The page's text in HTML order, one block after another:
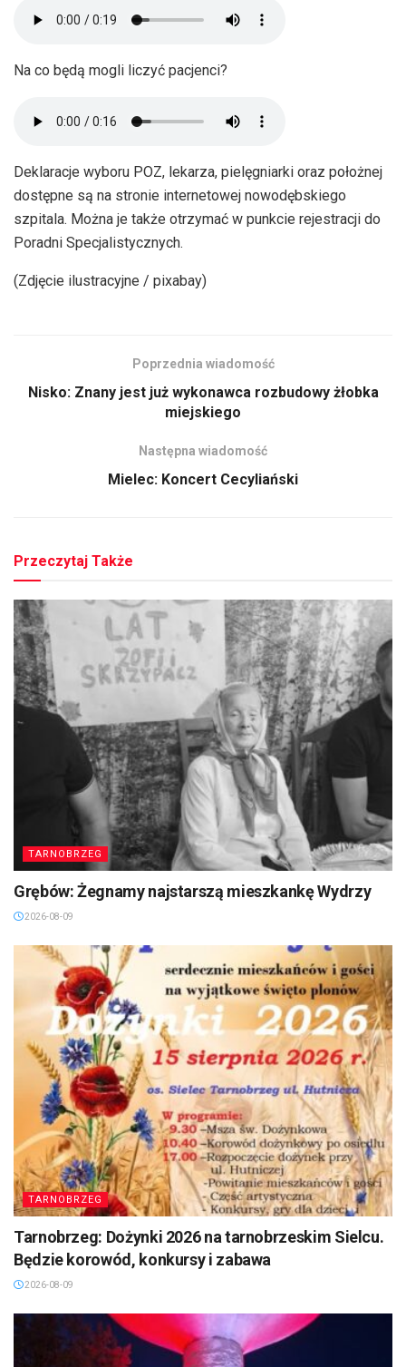
Na co będą mogli liczyć pacjenci?
Deklaracje wyboru POZ, lekarza, pielęgniarki oraz położnej
dostępne są na stronie internetowej nowodębskiego
szpitala. Można je także otrzymać w punkcie rejestracji do
Poradni Specjalistycznych.
(Zdjęcie ilustracyjne / pixabay)
Poprzednia wiadomość
Nisko: Znany jest już wykonawca rozbudowy żłobka
miejskiego
Następna wiadomość
Mielec: Koncert Cecyliański
Przeczytaj Także
TARNOBRZEG
Grębów: Żegnamy najstarszą mieszkankę Wydrzy
2026-08-09
TARNOBRZEG
Tarnobrzeg: Dożynki 2026 na tarnobrzeskim Sielcu.
Będzie korowód, konkursy i zabawa
2026-08-09